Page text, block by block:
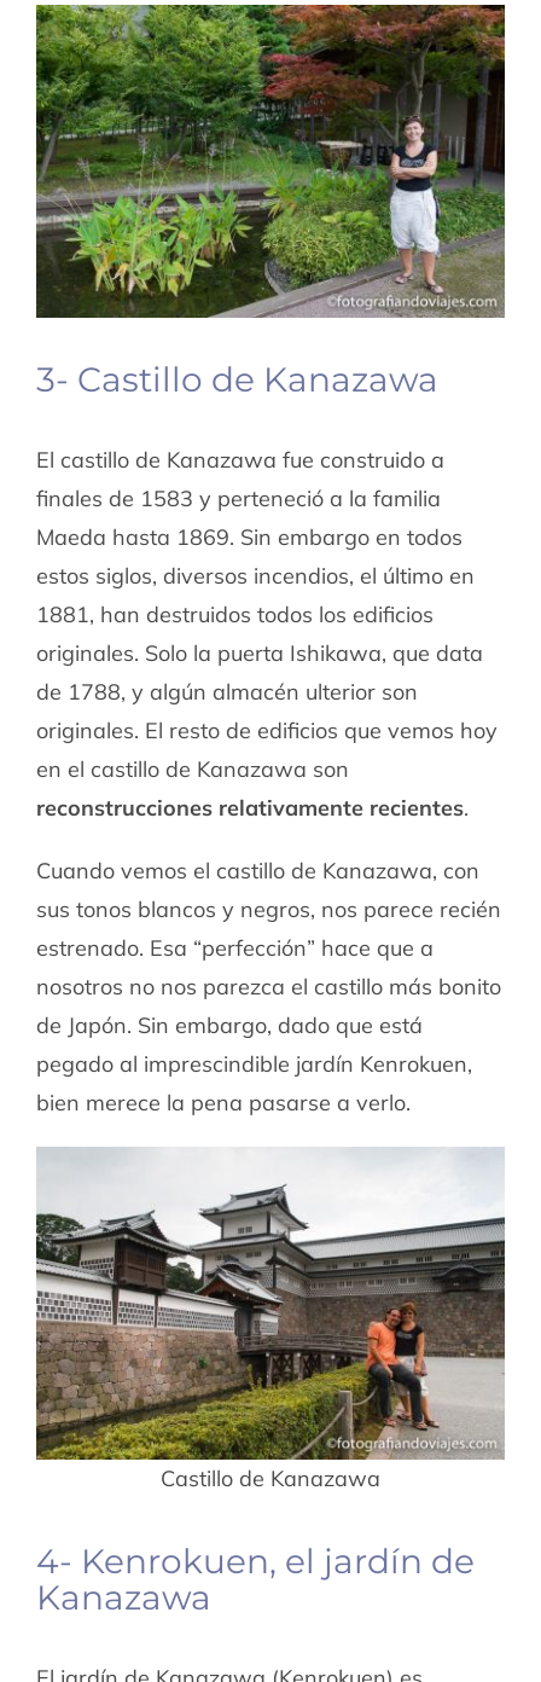
3- Castillo de Kanazawa
El castillo de Kanazawa fue construido a
finales de 1583 y perteneció a la familia
Maeda hasta 1869. Sin embargo en todos
estos siglos, diversos incendios, el último en
1881, han destruidos todos los edificios
originales. Solo la puerta Ishikawa, que data
de 1788, y algún almacén ulterior son
originales. El resto de edificios que vemos hoy
en el castillo de Kanazawa son
reconstrucciones relativamente recientes.
Cuando vemos el castillo de Kanazawa, con
sus tonos blancos y negros, nos parece recién
estrenado. Esa “perfección” hace que a
nosotros no nos parezca el castillo más bonito
de Japón. Sin embargo, dado que está
pegado al imprescindible jardín Kenrokuen,
bien merece la pena pasarse a verlo.
Castillo de Kanazawa
4- Kenrokuen, el jardín de
Kanazawa